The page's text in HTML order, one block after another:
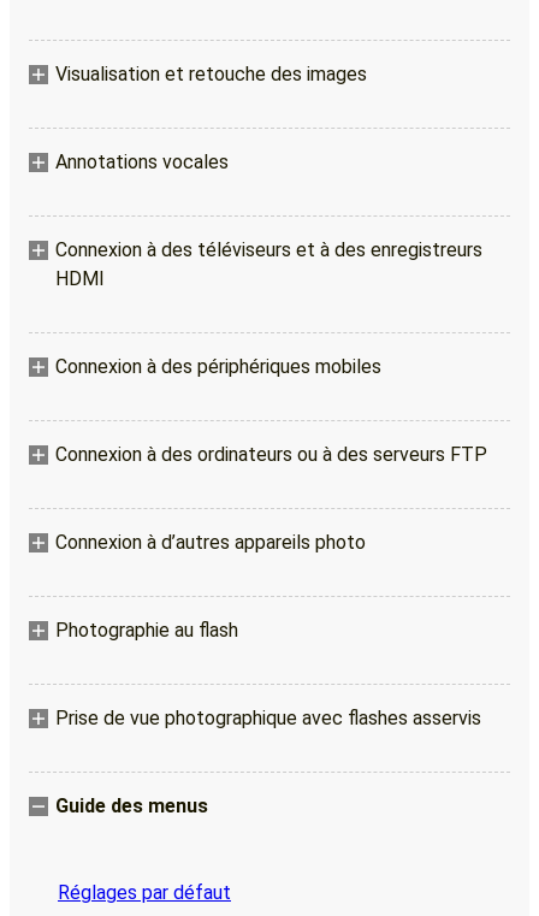
Visualisation et retouche des images
Annotations vocales
Connexion à des téléviseurs et à des enregistreurs
HDMI
Connexion à des périphériques mobiles
Connexion à des ordinateurs ou à des serveurs FTP
Connexion à d’autres appareils photo
Photographie au flash
Prise de vue photographique avec flashes asservis
Guide des menus
Réglages par défaut